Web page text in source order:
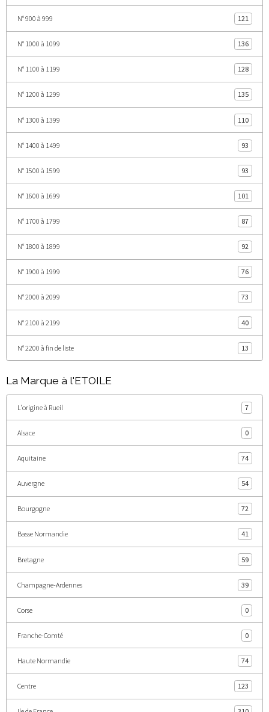
N° 900 à 999 121
N° 1000 à 1099 136
N° 1100 à 1199 128
N° 1200 à 1299 135
N° 1300 à 1399 110
N° 1400 à 1499 93
N° 1500 à 1599 93
N° 1600 à 1699 101
N° 1700 à 1799 87
N° 1800 à 1899 92
N° 1900 à 1999 76
N° 2000 à 2099 73
N° 2100 à 2199 40
N° 2200 à fin de liste 13
La Marque à l'ETOILE
L'origine à Rueil 7
Alsace 0
Aquitaine 74
Auvergne 54
Bourgogne 72
Basse Normandie 41
Bretagne 59
Champagne-Ardennes 39
Corse 0
Franche-Comté 0
Haute Normandie 74
Centre 123